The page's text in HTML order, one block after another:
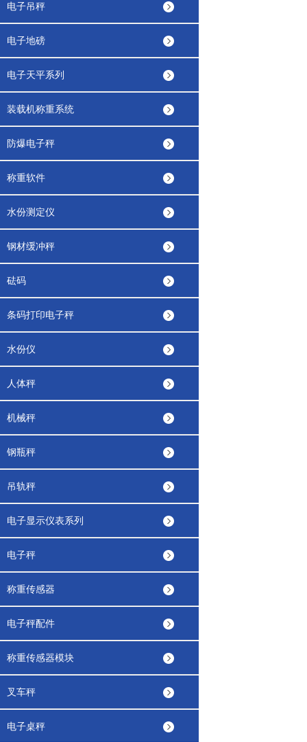
电子吊秤
电子地磅
电子天平系列
装载机称重系统
防爆电子秤
称重软件
水份测定仪
钢材缓冲秤
砝码
条码打印电子秤
水份仪
人体秤
机械秤
钢瓶秤
吊轨秤
电子显示仪表系列
电子秤
称重传感器
电子秤配件
称重传感器模块
叉车秤
电子桌秤